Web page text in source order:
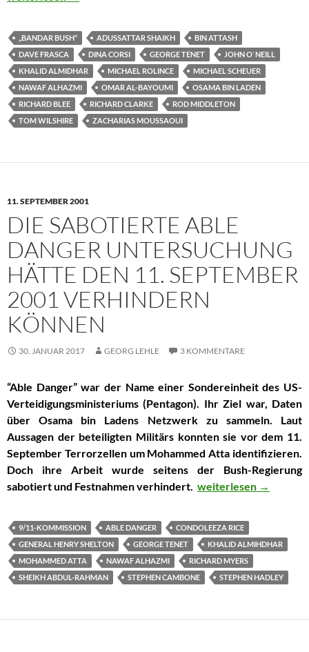
„BANDAR BUSH“ ADUSSATTAR SHAIKH
BIN ATTASH
DAVE FRASCA
DINA CORSI GEORGE TENET
JOHN O`NEILL
KHALID ALMIDHAR
MICHAEL ROLINCE
MICHAEL SCHEUER
NAWAF ALHAZMI
OMAR AL-BAYOUMI
OSAMA BIN LADEN
RICHARD BLEE
RICHARD CLARKE
ROD MIDDLETON
TOM WILSHIRE
ZACHARIAS MOUSSAOUI
11. SEPTEMBER 2001
DIE SABOTIERTE ABLE
DANGER UNTERSUCHUNG
HÄTTE DEN 11. SEPTEMBER
2001 VERHINDERN
KÖNNEN
30. JANUAR 2017 GEORG LEHLE 3 KOMMENTARE
“Able Danger” war der Name einer Sondereinheit des US-
Verteidigungsministeriums (Pentagon). Ihr Ziel war, Daten
über Osama bin Ladens Netzwerk zu sammeln. Laut
Aussagen der beteiligten Militärs konnten sie vor dem 11.
September Terrorzellen um Mohammed Atta identifizieren.
Doch ihre Arbeit wurde seitens der Bush-Regierung
sabotiert und Festnahmen verhindert. Die sabotierte Able
weiterlesen →
9/11-KOMMISSION ABLE DANGER
CONDOLEEZA RICE
GENERAL HENRY SHELTON
GEORGE TENET
KHALID ALMIHDHAR
MOHAMMED ATTA
NAWAF ALHAZMI
RICHARD MYERS
SHEIKH ABDUL-RAHMAN
STEPHEN CAMBONE STEPHEN HADLEY